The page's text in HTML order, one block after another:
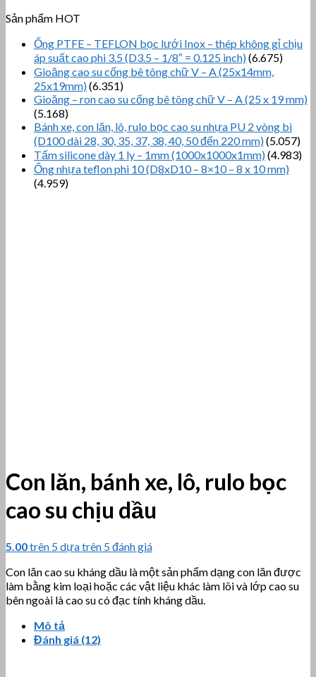
Sản phẩm HOT
Ống PTFE – TEFLON bọc lưới Inox – thép không gỉ chịu
áp suất cao phi 3.5 (D3.5 – 1/8″ = 0.125 inch)(6.675)
Gioăng cao su cống bê tông chữ V – A (25x14mm,
25x19mm)(6.351)
Gioăng – ron cao su cống bê tông chữ V – A (25 x 19 mm)
(5.168)
Bánh xe, con lăn, lô, rulo bọc cao su nhựa PU 2 vòng bi
(D100 dài 28, 30, 35, 37, 38, 40, 50 đến 220 mm)(5.057)
Tấm silicone dày 1 ly – 1mm (1000x1000x1mm)(4.983)
Ống nhựa teflon phi 10 (D8xD10 – 8×10 – 8 x 10 mm)
(4.959)
Con lăn, bánh xe, lô, rulo bọc
cao su chịu dầu
5.00trên 5 dựa trên 5đánh giá
Con lăn cao su kháng dầu là một sản phẩm dạng con lăn được
làm bằng kim loại hoặc các vật liệu khác làm lõi và lớp cao su
bên ngoài là cao su có đạc tính kháng dầu.
Mô tả
Đánh giá (12)